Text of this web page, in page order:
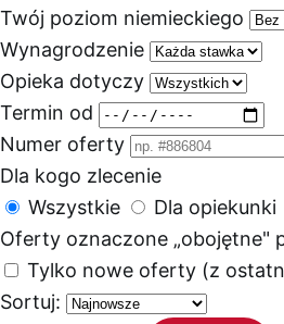
Twój poziom niemieckiego
Wynagrodzenie
Opieka dotyczy
Termin od
Numer oferty
Dla kogo zlecenie
Wszystkie
Dla opiekunki
Oferty oznaczone „obojętne"
Tylko nowe oferty (z
Sortuj: